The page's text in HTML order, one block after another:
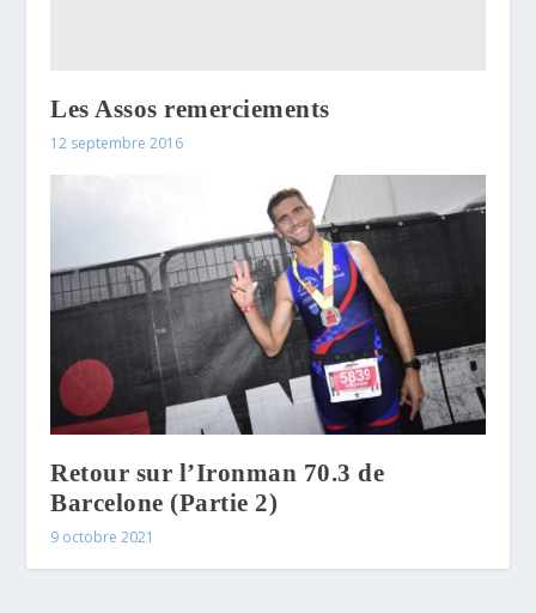
Les Assos remerciements
12 septembre 2016
Retour sur l’Ironman 70.3 de
Barcelone (Partie 2)
9 octobre 2021